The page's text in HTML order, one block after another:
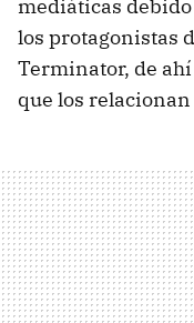
mediáticas
los protagonistas
Terminator, de
que los